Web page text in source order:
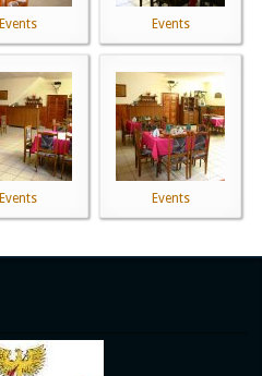
Events Events
Events Events